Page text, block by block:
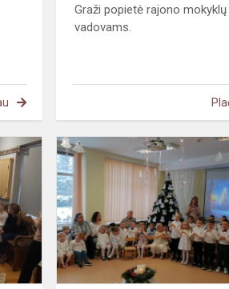
Graži popietė rajono mokyklų
vadovams.
Edukacija
Raseinių
krašto
istorijos
muziejuje